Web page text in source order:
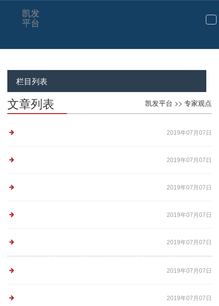
专家观点-凯发平台
切
航
凯发
平台
栏目列表
凯发平台 >> 专家观点
文章列表
2019年07月07日
2019年07月07日
2019年07月07日
2019年07月07日
2019年07月07日
2019年07月07日
2019年07月07日